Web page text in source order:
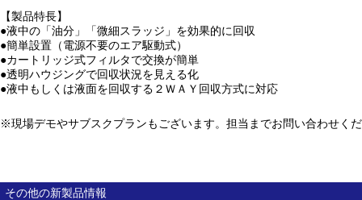
【製品特長】
●液中の「油分」「微細スラッジ」を効果的に回収
●簡単設置（電源不要のエア駆動式）
●カートリッジ式フィルタで交換が簡単
●透明ハウジングで回収状況を見える化
●液中もしくは液面を回収する２ＷＡＹ回収方式に対応
※現場デモやサブスクプランもございます。担当までお問い合わせく
その他の新製品情報